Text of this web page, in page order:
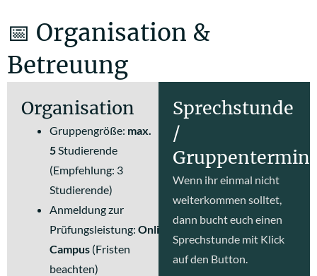
📅 Organisation &
Betreuung
Organisation
Gruppengröße: max.
5Studierende
(Empfehlung: 3
Studierende)
Anmeldung zur
Prüfungsleistung: Online-
Campus (Fristen
beachten)
Sprechstunde
/
Wenn ihr einmal nicht
weiterkommen solltet,
dann bucht euch einen
Sprechstunde mit Klick
auf den Button.